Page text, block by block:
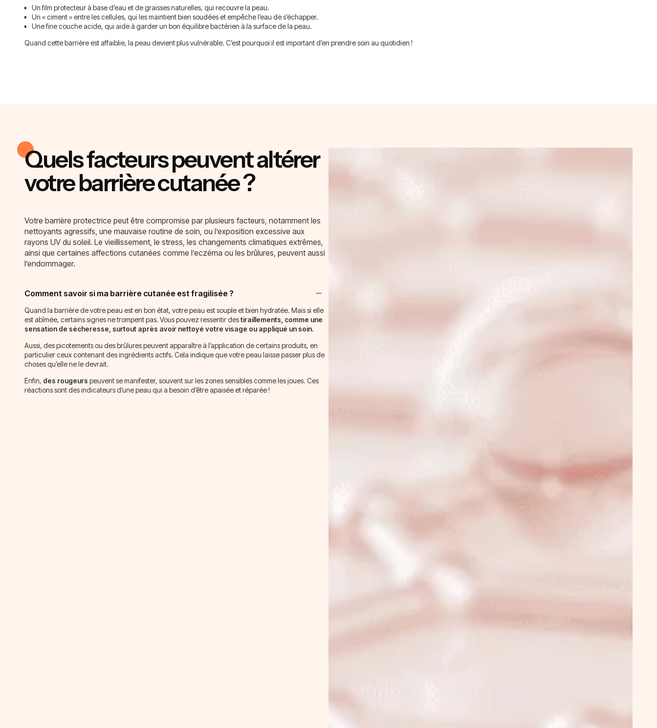
Un film protecteur à base d’eau et de graisses naturelles, qui recouvre la peau.
Un « ciment » entre les cellules, qui les maintient bien soudées et empêche l’eau de s’échapper.
Une fine couche acide, qui aide à garder un bon équilibre bactérien à la surface de la peau.
Quand cette barrière est affaiblie, la peau devient plus vulnérable. C’est pourquoi il est important d’en prendre soin au quotidien !
Quels facteurs peuvent altérer
votre barrière cutanée ?
Votre barrière protectrice peut être compromise par plusieurs facteurs, notamment les
nettoyants agressifs, une mauvaise routine de soin, ou l’exposition excessive aux
rayons UV du soleil. Le vieillissement, le stress, les changements climatiques extrêmes,
ainsi que certaines affections cutanées comme l’eczéma ou les brûlures, peuvent aussi
l’endommager.
Comment savoir si ma barrière cutanée est fragilisée ?
Quand la barrière de votre peau est en bon état, votre peau est souple et bien hydratée. Mais si elle
est abîmée, certains signes ne trompent pas. Vous pouvez ressentir destiraillements, comme une
sensation de sécheresse, surtout après avoir nettoyé votre visage ou appliqué un soin.
Aussi, des picotements ou des brûlures peuvent apparaître à l’application de certains produits, en
particulier ceux contenant des ingrédients actifs. Cela indique que votre peau laisse passer plus de
choses qu’elle ne le devrait.
Enfin, des rougeurs peuvent se manifester, souvent sur les zones sensibles comme les joues. Ces
réactions sont des indicateurs d’une peau qui a besoin d’être apaisée et réparée !